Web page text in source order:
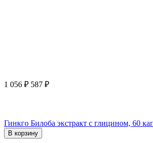
1 056 ₽ 587 ₽
Гинкго Билоба экстракт с глицином, 60
В корзину